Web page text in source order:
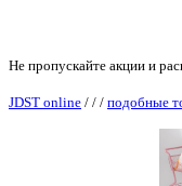
Не пропускайте акции и
JDST online / / / подобные